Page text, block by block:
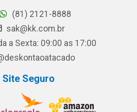
(81) 2121-8888
sak@kk.com.br
a Sexta: 09:00 as 17:00
Site Seguro